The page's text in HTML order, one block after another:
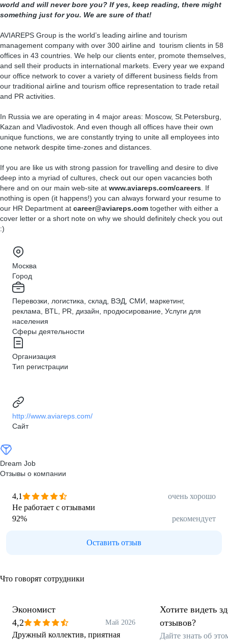
world and will never bore you? If yes, keep reading, there might
something just for you. We are sure of that!
AVIAREPS Group is the world’s leading airline and tourism
management company with over 300 airline and tourism clients in 58
offices in 43 countries. We help our clients enter, promote themselves,
and sell their products in international markets. Every year we expand
our office network to cover a variety of different business fields from
our traditional airline and tourism office representation to trade retail
and PR activities.
In Russia we are operating in 4 major areas: Moscow, St.Petersburg,
Kazan and Vladivostok. And even though all offices have their own
unique functions, we are constantly trying to unite all employees into
one network despite time-zones and distances.
If you are like us with strong passion for travelling and desire to dive
deep into a myriad of cultures, check out our open vacancies both
here and on our main web-site at www.aviareps.com/careers . If
nothing is open (it happens!) you can always forward your resume to
our HR Department at career@aviareps.com together with either a
cover letter or a short note on why we should definitely check you out
:)
Москва
Город
Перевозки, логистика, склад, ВЭД, СМИ, маркетинг,
реклама, BTL, PR, дизайн, продюсирование, Услуги для
населения
Сферы деятельности
Организация
Тип регистрации
http://www.aviareps.com/
Сайт
Dream Job
Отзывы о компании
4,1
очень хорошо
Не работает с отзывами
92% рекомендует
Оставить отзыв
Что говорят сотрудники
Экономист
4,2
Май 2026
Дружный коллектив, приятная
Хотите видеть
отзывов?
Дайте знать об